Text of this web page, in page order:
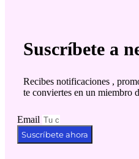
Suscríbete a
Recibes notificaciones ,
te conviertes en un miembro
Email
Suscríbete ahora